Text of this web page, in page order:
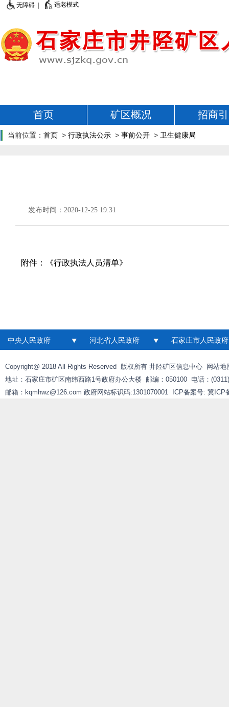
无障碍 | 适老模式
首页 矿区概况 招商
当前位置： 首页 > 行政执法公示 > 事前公开 > 卫生健康局
发布时间：2020-12-25 19:31
附件： 《行政执法人员清单》